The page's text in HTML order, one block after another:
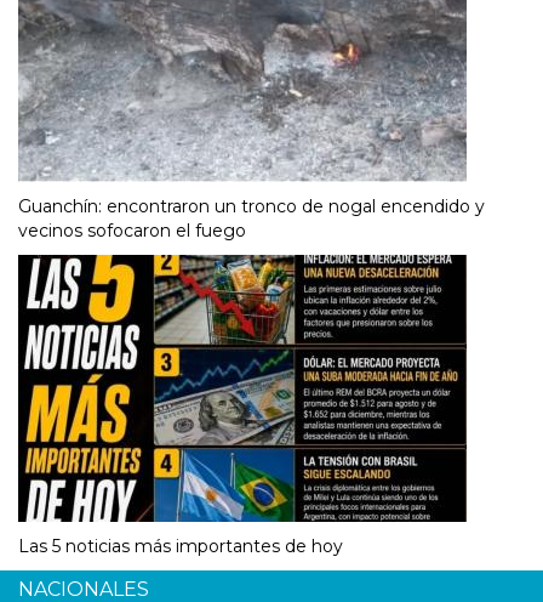
Guanchín: encontraron un tronco de nogal encendido y
vecinos sofocaron el fuego
Las 5 noticias más importantes de hoy
NACIONALES